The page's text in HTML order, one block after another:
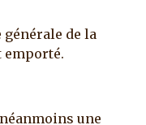
générale de la
emporté.
une